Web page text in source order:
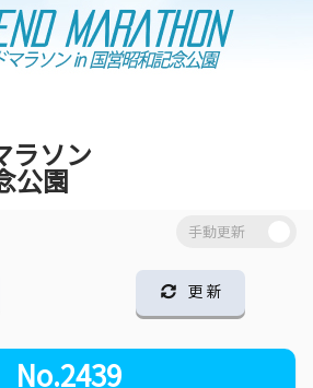
ラソン
公園
更 新
No.2439